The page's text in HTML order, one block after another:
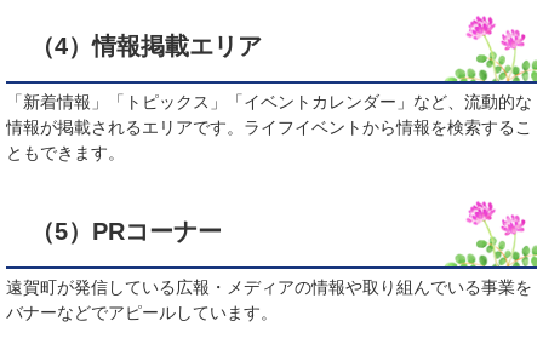
（4）情報掲載エリア
「新着情報」「トピックス」「イベントカレンダー」など、流動的な
情報が掲載されるエリアです。ライフイベントから情報を検索するこ
ともできます。
（5）PRコーナー
遠賀町が発信している広報・メディアの情報や取り組んでいる事業を
バナーなどでアピールしています。